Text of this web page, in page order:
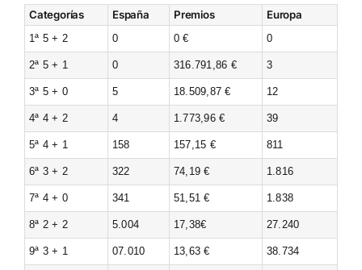
Categorías España Premios Europa
1ª 5 + 2 0 0 € 0
2ª 5 + 1 0 316.791,86 € 3
3ª 5 + 0 5 18.509,87 € 12
4ª 4 + 2 4 1.773,96 € 39
5ª 4 + 1 158 157,15 € 811
6ª 3 + 2 322 74,19 € 1.816
7ª 4 + 0 341 51,51 € 1.838
8ª 2 + 2 5.004 17,38€ 27.240
9ª 3 + 1 07.010 13,63 € 38.734